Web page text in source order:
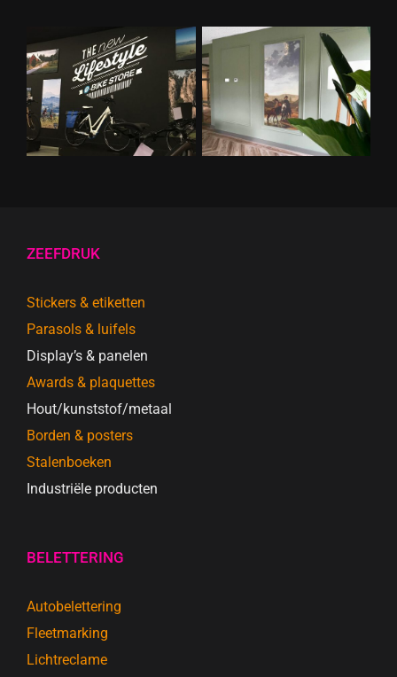
ZEEFDRUK
Stickers & etiketten
Parasols & luifels
Display’s & panelen
Awards & plaquettes
Hout/kunststof/metaal
Borden & posters
Stalenboeken
Industriële producten
BELETTERING
Autobelettering
Fleetmarking
Lichtreclame